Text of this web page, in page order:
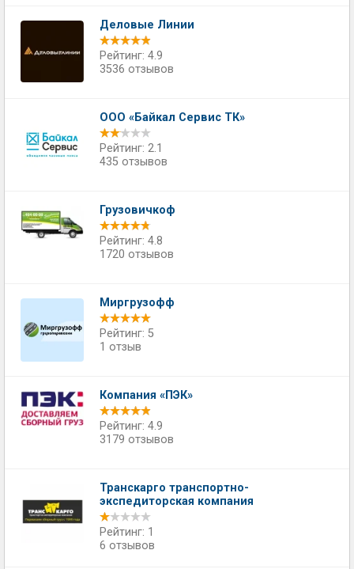
Деловые Линии
Рейтинг: 4.9
3536 отзывов
ООО «Байкал Сервис ТК»
Рейтинг: 2.1
435 отзывов
Грузовичкоф
Рейтинг: 4.8
1720 отзывов
Миргрузофф
Рейтинг: 5
1 отзыв
Компания «ПЭК»
Рейтинг: 4.9
3179 отзывов
Транскарго транспортно-
экспедиторская компания
Рейтинг: 1
6 отзывов